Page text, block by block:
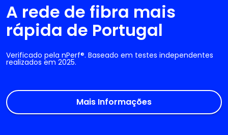
A rede de fibra mais
rápida de Portugal
Verificado pela nPerf®. Baseado em testes independentes
realizados em 2025.
Mais Informações